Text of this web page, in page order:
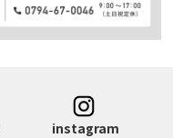
instagram